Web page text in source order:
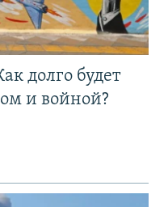
долго будет
и войной?